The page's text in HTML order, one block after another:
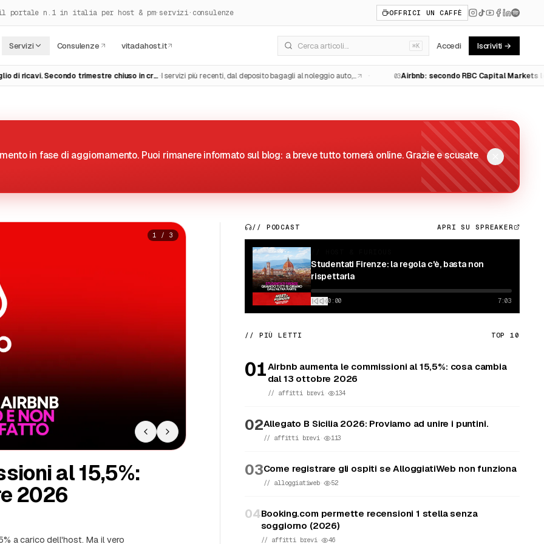
portale n.1 in italia per host & pm· servizi· consulenze OFFRICI UN CAFFÈ
Servizi Consulenze vitadahost.it ⌘K Accedi Iscriviti →
Airbnb scopre un bagaglio di ricavi. Secondo trimestre chiuso in crescita·I servizi più recenti, dal deposito bagagli al noleggio auto,… · 03 Airbnb: secondo RBC Capital Markets le modifiche ai prodotti accelereranno la crescita dei pernottamenti ·In
in fase di aggiornamento. Puoi rimanere informato sul blog: a breve tutto tornerà online. Grazie e scusate
2 / 3
Facciamo il
da dove le installate e da come
reali su self check-in e
// PODCAST APRI SU SPREAKER
Studentati Firenze: la regola c'è, basta non
rispettarla
0:00 7:03
// PIÙ LETTI TOP10
01Airbnb aumenta le commissioni al 15,5%: cosa cambia
dal 13 ottobre 2026
// affitti brevi· 134
02Allegato B Sicilia 2026: Proviamo ad unire i puntini.
// affitti brevi· 113
03Come registrare gli ospiti se AlloggiatiWeb non funziona
// alloggiatiweb· 52
04Booking.com permette recensioni 1 stella senza
soggiorno (2026)
// affitti brevi· 46